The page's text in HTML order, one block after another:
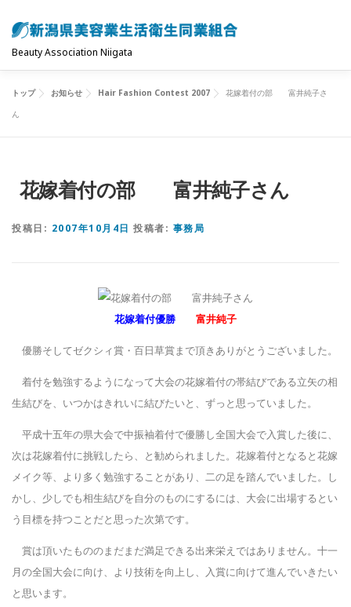
ン
Beauty Association Niigata
トップ 組合について 組合の主な事業
トップ お知らせ Hair Fashion Contest 2007
花嫁着付の部 富井純子さ
ん
花嫁着付の部 富井純子さん
投稿日: 2007年10月4日 投稿者: 事務局
花嫁着付優勝 富井純子
優勝そしてゼクシィ賞・百日草賞まで頂きありがとうございました。
着付を勉強するようになって大会の花嫁着付の帯結びである立矢の相
生結びを、いつかはきれいに結びたいと、ずっと思っていました。
平成十五年の県大会で中振袖着付で優勝し全国大会で入賞した後に、
次は花嫁着付に挑戦したら、と勧められました。花嫁着付となると花嫁
メイク等、より多く勉強することがあり、二の足を踏んでいました。し
かし、少しでも相生結びを自分のものにするには、大会に出場するとい
う目標を持つことだと思った次第です。
賞は頂いたもののまだまだ満足できる出来栄えではありません。十一
月の全国大会に向け、より技術を向上し、入賞に向けて進んでいきたい
と思います。